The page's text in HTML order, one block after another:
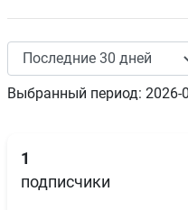
Выбранный период: 2026-
1
подписчики